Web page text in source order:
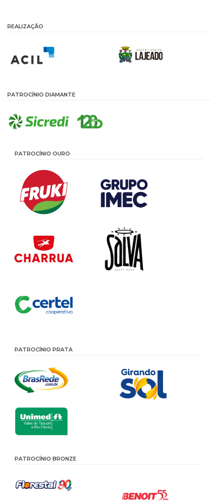
REALIZAÇÃO
PATROCÍNIO DIAMANTE
PATROCÍNIO OURO
PATROCÍNIO PRATA
PATROCÍNIO BRONZE